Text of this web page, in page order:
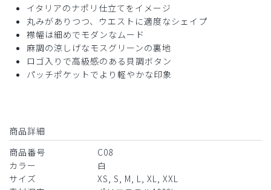
席する際に、支給のスクラブのみでは格好がつかないと感じ
ておりました。ただ、暑かったり動きにくいものは苦手で、
形もキレイなジャージ素材であるこの白衣は、柔らかでアイ
ロンいらず、大変重宝しております。
商品：C08メンズ白衣:テーラードジャケットクールテ
ックプルーフ/白/XL
ご購入者様
イタリアのナポリ仕立てをイメージ
丸みがありつつ、ウエストに適度なシェイプ
襟幅は細めでモダンなムード
麻調の涼しげなモスグリーンの裏地
ロゴ入りで高級感のある貝調ボタン
パッチポケットでより軽やかな印象
商品詳細
商品番号
C08
カラー
白
サイズ
XS, S, M, L, XL, XXL